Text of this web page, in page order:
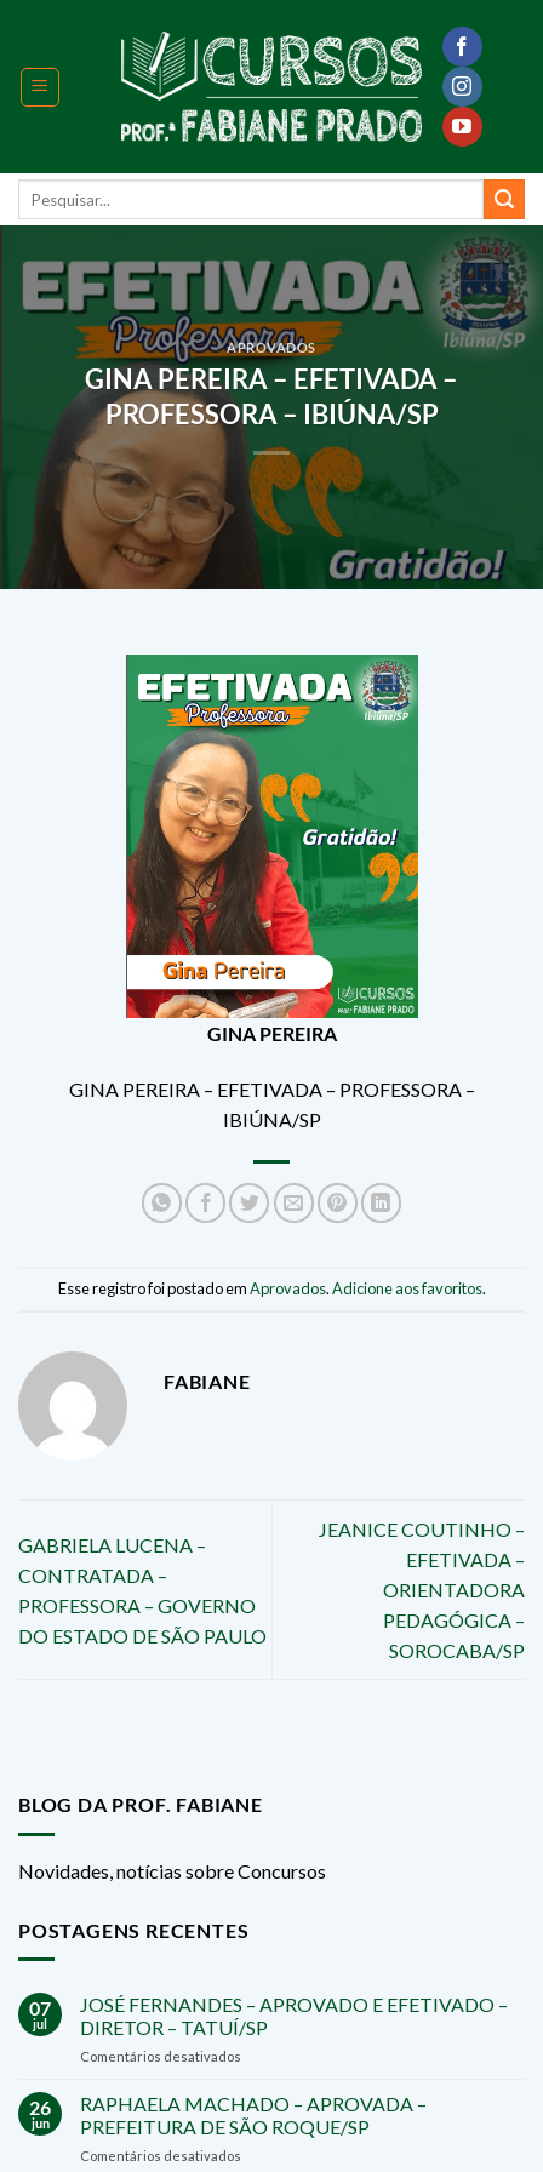
content
Pesquisar
APROVADOS
GINA PEREIRA – EFETIVADA –
PROFESSORA – IBIÚNA/SP
GINA PEREIRA
GINA PEREIRA – EFETIVADA – PROFESSORA –
IBIÚNA/SP
Esse registro foi postado emAprovados.Adicione aos favoritos.
FABIANE
GABRIELA LUCENA –
CONTRATADA –
PROFESSORA – GOVERNO
DO ESTADO DE SÃO PAULO
JEANICE COUTINHO –
EFETIVADA –
ORIENTADORA
PEDAGÓGICA –
SOROCABA/SP
BLOG DA PROF. FABIANE
Novidades, notícias sobre Concursos
POSTAGENS RECENTES
07
jul
JOSÉ FERNANDES – APROVADO E EFETIVADO –
DIRETOR – TATUÍ/SP
Comentários desativados
FERNANDES
–
APROVADO
26
jun
RAPHAELA MACHADO – APROVADA –
PREFEITURA DE SÃO ROQUE/SP
Comentários desativados